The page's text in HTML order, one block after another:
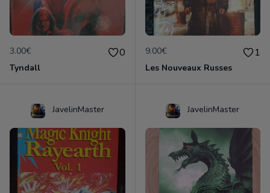
3.00€ 0
Tyndall
9.00€ 1
Les Nouveaux Russes
JavelinMaster JavelinMaster